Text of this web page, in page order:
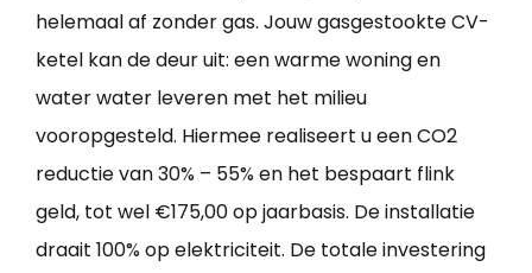
helemaal af zonder gas. Jouw gasgestookte CV-
ketel kan de deur uit: een warme woning en
water water leveren met het milieu
vooropgesteld. Hiermee realiseert u een CO2
reductie van 30% – 55% en het bespaart flink
geld, tot wel €175,00 op jaarbasis. De installatie
draait 100% op elektriciteit. De totale investering